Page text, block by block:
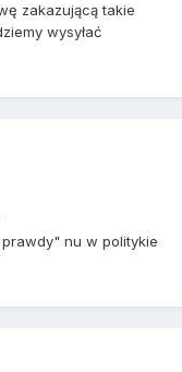
zakazującą takie
wysyłać
nu w politykie